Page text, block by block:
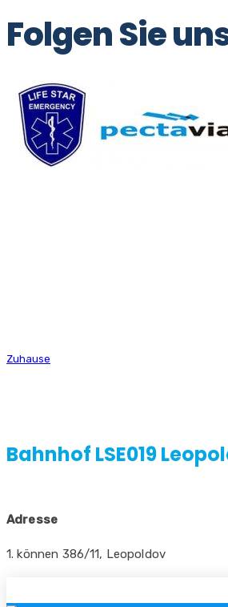
Folgen Sie
Zuhause
Bahnhof LSE019
Adresse
1. können 386/11, Leopoldov